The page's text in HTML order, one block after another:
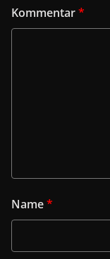
Kommentar*
Name*